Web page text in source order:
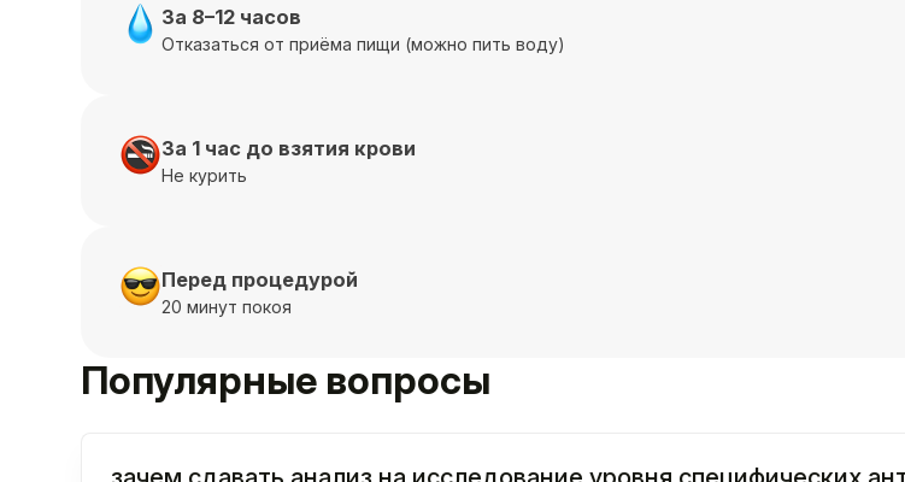
За 8–12 часов
Отказаться от приёма пищи (можно пить воду)
За 1 час до взятия крови
Не курить
Перед процедурой
20 минут покоя
Популярные вопросы